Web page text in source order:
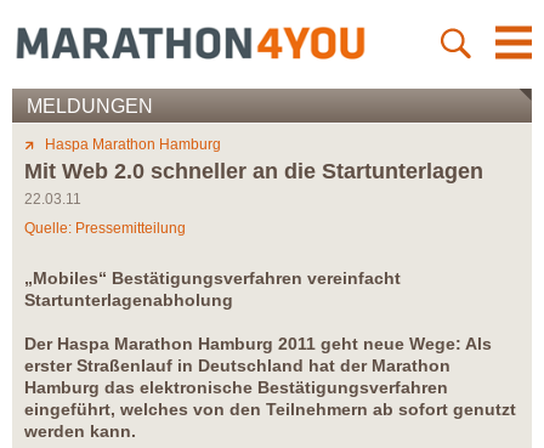
MELDUNGEN
Haspa Marathon Hamburg
Mit Web 2.0 schneller an die Startunterlagen
22.03.11
Quelle: Pressemitteilung
„Mobiles“ Bestätigungsverfahren vereinfacht
Startunterlagenabholung
Der Haspa Marathon Hamburg 2011 geht neue Wege: Als
erster Straßenlauf in Deutschland hat der Marathon
Hamburg das elektronische Bestätigungsverfahren
eingeführt, welches von den Teilnehmern ab sofort genutzt
werden kann.